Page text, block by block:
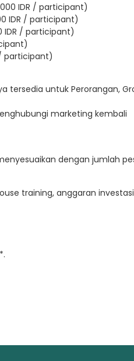
IDR / participant)
IDR / participant)
IDR / participant)
participant)
tersedia untuk Perorangan,
marketing kembali
dengan jumlah
training, anggaran